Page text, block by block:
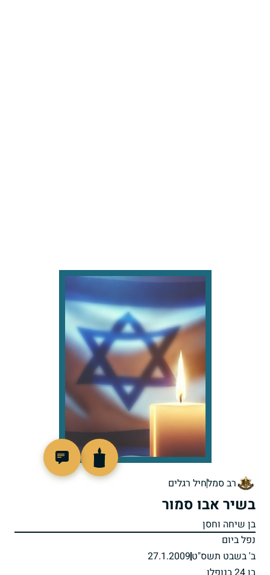
רב סמלחיל רגלים
בשיר אבו סמור
בן שיחה וחסן
נפל ביום
ב' בשבט תשס"ט27.1.2009